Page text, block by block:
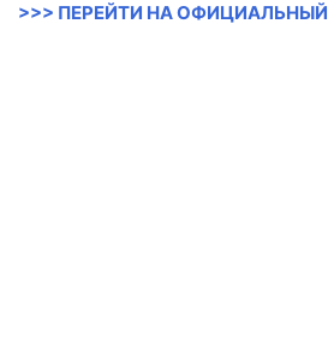
>>> ПЕРЕЙТИ НА ОФИЦИАЛЬНЫЙ